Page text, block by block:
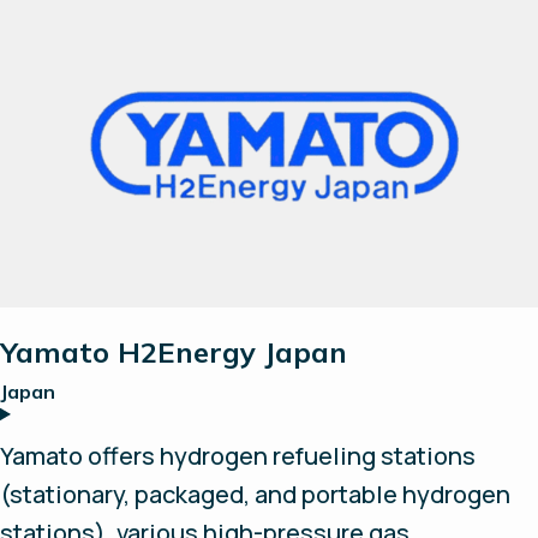
Yamato H2Energy Japan
Japan
Yamato offers hydrogen refueling stations
(stationary, packaged, and portable hydrogen